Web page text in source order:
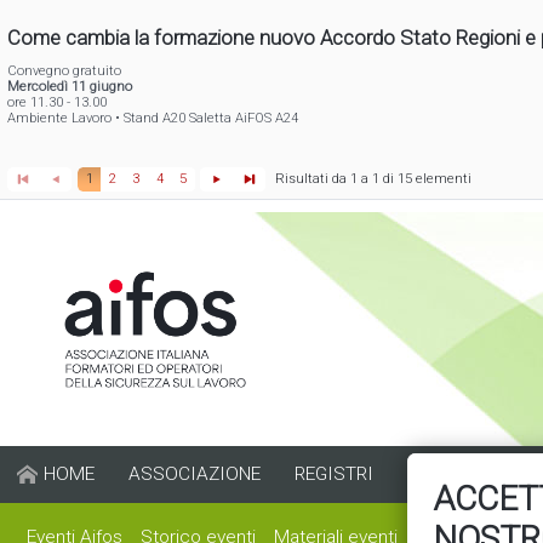
Come cambia la formazione nuovo Accordo Stato Regioni e
Convegno gratuito
Mercoledì 11 giugno
ore 11.30 - 13.00
Ambiente Lavoro • Stand A20 Saletta AiFOS A24
1 2 3 4 5 Risultati da 1 a 1 di 15 elementi
HOME ASSOCIAZIONE REGISTRI
Eventi Aifos Storico eventi Materiali eventi Altri eventi